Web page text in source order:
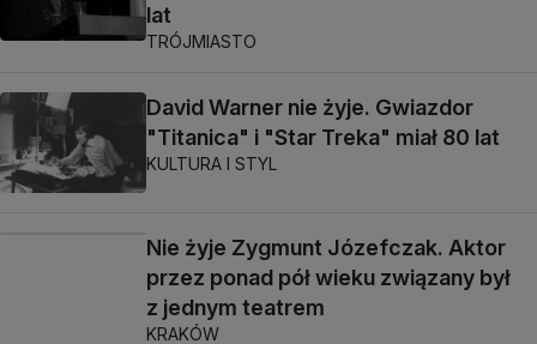
lat
TRÓJMIASTO
David Warner nie żyje. Gwiazdor
"Titanica" i "Star Treka" miał 80 lat
KULTURA I STYL
Nie żyje Zygmunt Józefczak. Aktor
przez ponad pół wieku związany był
z jednym teatrem
KRAKÓW